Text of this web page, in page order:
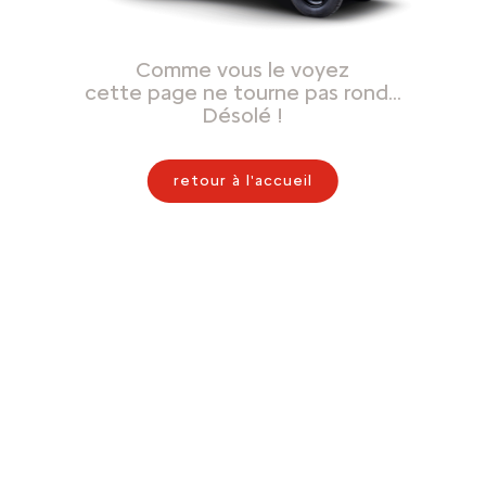
Comme vous le voyez
cette page ne tourne pas rond…
Désolé !
retour à l'accueil